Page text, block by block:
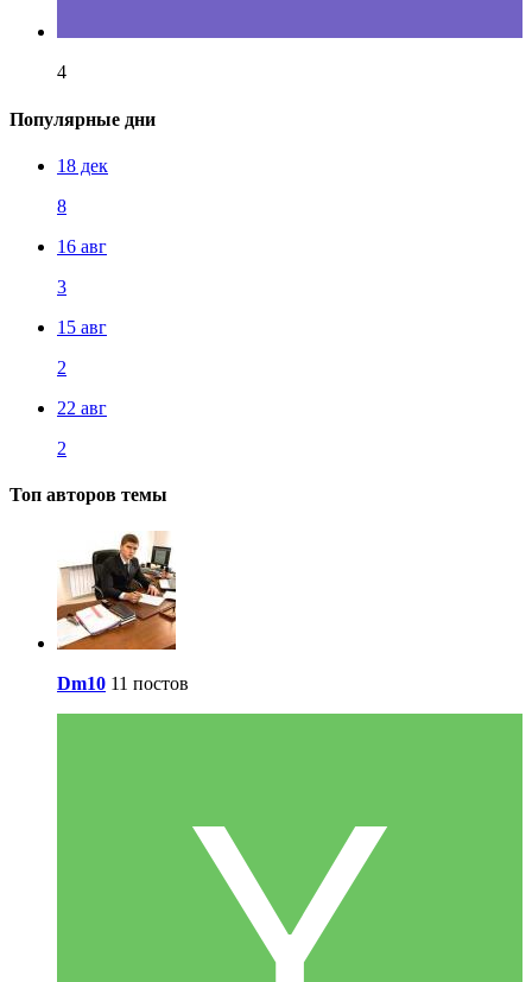
4
Популярные дни
18 дек
8
16 авг
3
15 авг
2
22 авг
2
Топ авторов темы
Dm10 11 постов